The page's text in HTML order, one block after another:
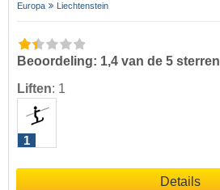
Europa Liechtenstein
Beoordeling: 1,4 van de 5 sterren
Liften: 1
1
Details